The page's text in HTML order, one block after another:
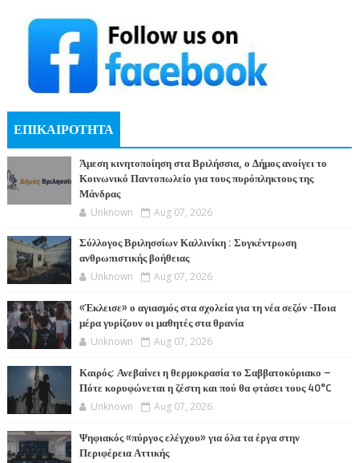
ΕΠΙΚΑΙΡΟΤΗΤΑ
Άμεση κινητοποίηση στα Βριλήσσια, ο Δήμος ανοίγει το
Κοινωνικό Παντοπωλείο για τους πυρόπληκτους της
Μάνδρας
Unknown Aug 07, 2026
Σύλλογος Βριλησσίων Καλλινίκη : Συγκέντρωση
ανθρωπιστικής βοήθειας
Unknown Aug 07, 2026
«Έκλεισε» ο αγιασμός στα σχολεία για τη νέα σεζόν -Ποια
μέρα γυρίζουν οι μαθητές στα θρανία
Unknown Aug 07, 2026
Καιρός: Ανεβαίνει η θερμοκρασία το Σαββατοκύριακο –
Πότε κορυφώνεται η ζέστη και πού θα φτάσει τους 40°C
Unknown Aug 07, 2026
Ψηφιακός «πύργος ελέγχου» για όλα τα έργα στην
Περιφέρεια Αττικής